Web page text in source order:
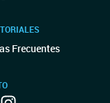
Frecuentes